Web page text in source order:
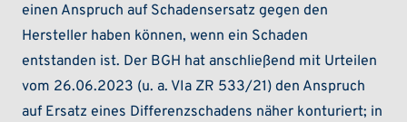
einen Anspruch auf Schadensersatz gegen den
Hersteller haben können, wenn ein Schaden
entstanden ist. Der BGH hat anschließend mit Urteilen
vom 26.06.2023 (u. a. VIa ZR 533/21) den Anspruch
auf Ersatz eines Differenzschadens näher konturiert; in